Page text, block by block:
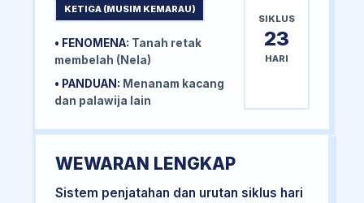
KETIGA (MUSIM KEMARAU)
• FENOMENA: Tanah retak
membelah (Nela)
• PANDUAN: Menanam kacang
dan palawija lain
SIKLUS
23
HARI
WEWARAN LENGKAP
Sistem penjatahan dan urutan siklus hari